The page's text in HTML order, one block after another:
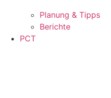
Planung & Tipps
Berichte
PCT